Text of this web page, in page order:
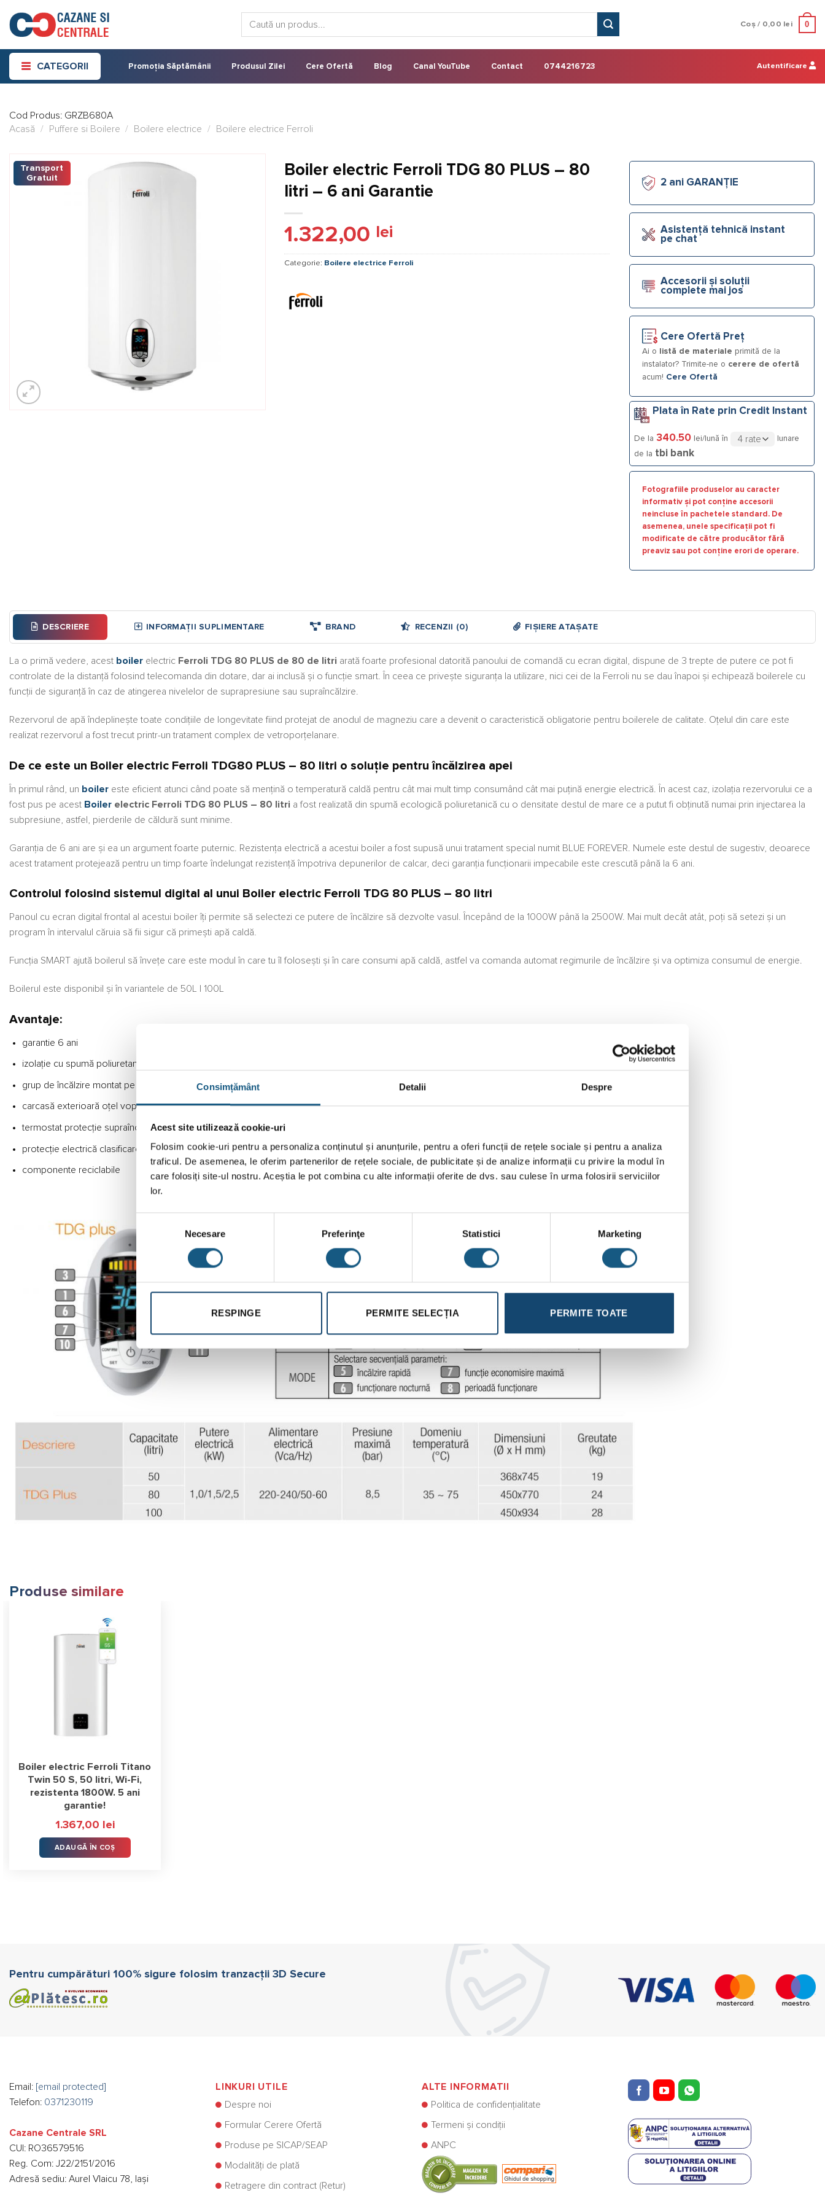
Consimțământ Detalii Despre
Acest site utilizează cookie-uri
Folosim cookie-uri pentru a personaliza conținutul și anunțurile, pentru a oferi funcții de rețele sociale și pentru a analiza
traficul. De asemenea, le oferim partenerilor de rețele sociale, de publicitate și de analize informații cu privire la modul în
care folosiți site-ul nostru. Aceștia le pot combina cu alte informații oferite de dvs. sau culese în urma folosirii serviciilor
lor.
consimțământului
Necesare Preferinţe Statistici Marketing
RESPINGE PERMITE SELECȚIA PERMITE TOATE
content
Coș / 0,00 lei 0
CATEGORII Promoția Săptămânii Produsul Zilei Cere Ofertă Blog Canal YouTube Contact 0744216723 Autentificare
Cod Produs: GRZB680A
Acasă
/ Puffere si Boilere / Boilere electrice / Boilere electrice Ferroli
Transport
Gratuit
Boiler electric Ferroli TDG 80 PLUS – 80
litri – 6 ani Garantie
1.322,00 lei
Categorie: Boilere electrice Ferroli
2 ani GARANȚIE
Asistență tehnică instant
pe chat
Accesorii și soluții
complete mai jos
Cere Ofertă Preț
Ai o listă de materiale primită de la
instalator? Trimite-ne o cerere de ofertă
acum! Cere Ofertă
Plata în Rate prin Credit Instant
De la 340.50 lei/lună în
lunare
de la tbi bank
Fotografiile produselor au caracter
informativ și pot conține accesorii
neincluse în pachetele standard. De
asemenea, unele specificații pot fi
modificate de către producător fără
preaviz sau pot conține erori de operare.
DESCRIERE INFORMAȚII SUPLIMENTARE BRAND RECENZII (0) FIȘIERE ATAȘATE
La o primă vedere, acest boiler electric Ferroli TDG 80 PLUS de 80 de litri arată foarte profesional datorită panoului de comandă cu ecran digital, dispune de 3 trepte de putere ce pot fi
controlate de la distanță folosind telecomanda din dotare, dar ai inclusă și o funcție smart. În ceea ce privește siguranța la utilizare, nici cei de la Ferroli nu se dau înapoi și echipează boilerele cu
funcții de siguranță în caz de atingerea nivelelor de suprapresiune sau supraîncălzire.
Rezervorul de apă îndeplinește toate condițiile de longevitate fiind protejat de anodul de magneziu care a devenit o caracteristică obligatorie pentru boilerele de calitate. Oțelul din care este
realizat rezervorul a fost trecut printr-un tratament complex de vetroporțelanare.
De ce este un Boiler electric Ferroli TDG80 PLUS – 80 litri o soluție pentru încălzirea apei
În primul rând, un boiler este eficient atunci când poate să mențină o temperatură caldă pentru cât mai mult timp consumând cât mai puțină energie electrică. În acest caz, izolația rezervorului ce a
fost pus pe acest Boiler electric Ferroli TDG 80 PLUS – 80 litri a fost realizată din spumă ecologică poliuretanică cu o densitate destul de mare ce a putut fi obținută numai prin injectarea la
subpresiune, astfel, pierderile de căldură sunt minime.
Garanția de 6 ani are și ea un argument foarte puternic. Rezistența electrică a acestui boiler a fost supusă unui tratament special numit BLUE FOREVER. Numele este destul de sugestiv, deoarece
acest tratament protejează pentru un timp foarte îndelungat rezistență împotriva depunerilor de calcar, deci garanția funcționarii impecabile este crescută până la 6 ani.
Controlul folosind sistemul digital al unui Boiler electric Ferroli TDG 80 PLUS – 80 litri
Panoul cu ecran digital frontal al acestui boiler îți permite să selectezi ce putere de încălzire să dezvolte vasul. Începând de la 1000W până la 2500W. Mai mult decât atât, poți să setezi și un
program în intervalul căruia să fii sigur că primești apă caldă.
Funcția SMART ajută boilerul să învețe care este modul în care tu îl folosești și în care consumi apă caldă, astfel va comanda automat regimurile de încălzire și va optimiza consumul de energie.
Boilerul este disponibil și în variantele de 50L 100L
Avantaje:
garantie 6 ani
izolație cu spumă poliuretanică de înaltă densitate
grup de încălzire montat pe flanșă cu 5 șuruburi
carcasă exterioară oțel vopsită în câmp electrostatic cu pulberi epoxidice
termostat protecție supraîncălzire cu dublă siguranță și supapă de siguranță
protecție electrică clasificare superioară IP24
componente reciclabile
Produse similare
Boiler electric Ferroli Titano
Twin 50 S, 50 litri, Wi-Fi,
rezistenta 1800W. 5 ani
garantie!
1.367,00 lei
ADAUGĂ ÎN COȘ
Pentru cumpărături 100% sigure folosim tranzacții 3D Secure
Email: [email protected]
Telefon: 0371230119
Cazane Centrale SRL
CUI: RO36579516
Reg. Com: J22/2151/2016
Adresă sediu: Aurel Vlaicu 78, Iași
LINKURI UTILE
Despre noi
Formular Cerere Ofertă
Produse pe SICAP/SEAP
Modalități de plată
Retragere din contract (Retur)
ALTE INFORMATII
Politica de confidențialitate
Termeni și condiții
ANPC